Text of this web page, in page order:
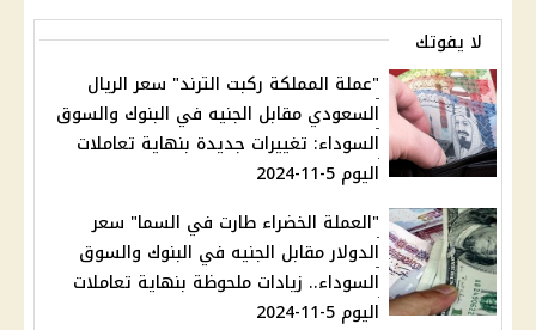
لا يفوتك
"عملة المملكة ركبت الترند" سعر الريال
السعودي مقابل الجنيه في البنوك والسوق
السوداء: تغييرات جديدة بنهاية تعاملات
اليوم 5-11-2024
"العملة الخضراء طارت في السما" سعر
الدولار مقابل الجنيه في البنوك والسوق
السوداء.. زيادات ملحوظة بنهاية تعاملات
اليوم 5-11-2024